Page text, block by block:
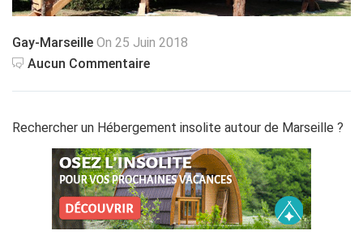
Gay-Marseille On 25 Juin 2018
Aucun Commentaire
Rechercher un Hébergement insolite autour de Marseille ?